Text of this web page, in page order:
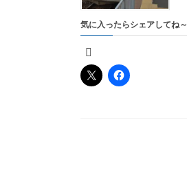
気に入ったらシェアしてね～